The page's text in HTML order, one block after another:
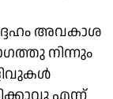
അവകാശ
നിന്നും